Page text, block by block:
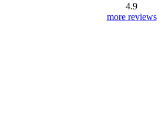
4.9
more reviews